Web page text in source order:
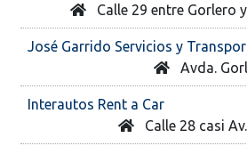
Calle 29 entre Gorlero
José Garrido Servicios y
Avda.
Interautos Rent a Car
Calle 28 casi